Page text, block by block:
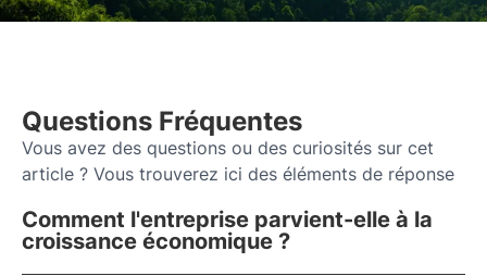
Questions Fréquentes
Vous avez des questions ou des curiosités sur cet
article ? Vous trouverez ici des éléments de réponse
Comment l'entreprise parvient-elle à la
croissance économique ?